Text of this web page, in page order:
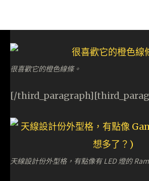
很喜歡它的橙色線條。
[/
天線設計份外型格，有點像有 LED 燈的